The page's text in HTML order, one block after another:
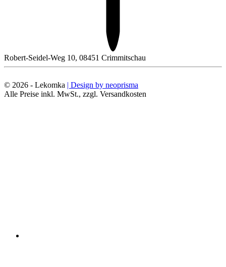
Robert-Seidel-Weg 10, 08451 Crimmitschau
© 2026 - Lekomka | Design by neoprisma
Alle Preise inkl. MwSt., zzgl. Versandkosten